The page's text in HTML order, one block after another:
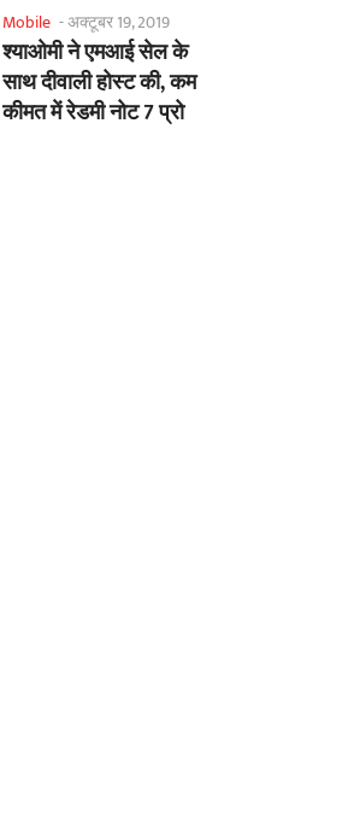
Mobile -अक्टूबर 19, 2019
श्याओमी ने एमआई सेल के
साथ दीवाली होस्ट की, कम
कीमत में रेडमी नोट 7 प्रो